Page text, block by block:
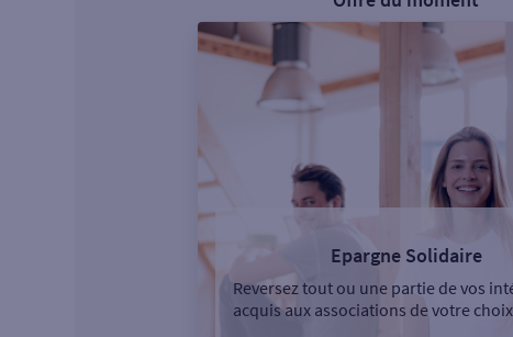
Epargne Solidaire
Reversez tout ou une partie de vos
acquis aux associations de votre